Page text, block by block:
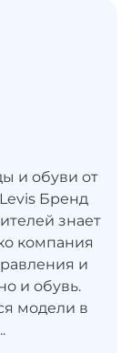
и обуви от
Бренд
знает
компания
и
и обувь.
модели в